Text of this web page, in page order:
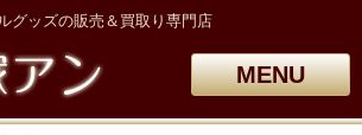
グッズの販売＆買取り専門店
MENU